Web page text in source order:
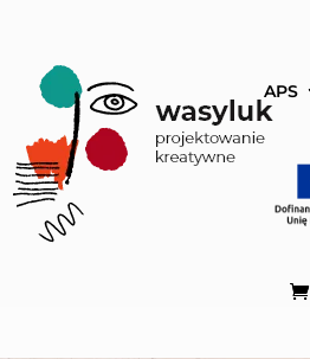
APS
WASYLKI – karty